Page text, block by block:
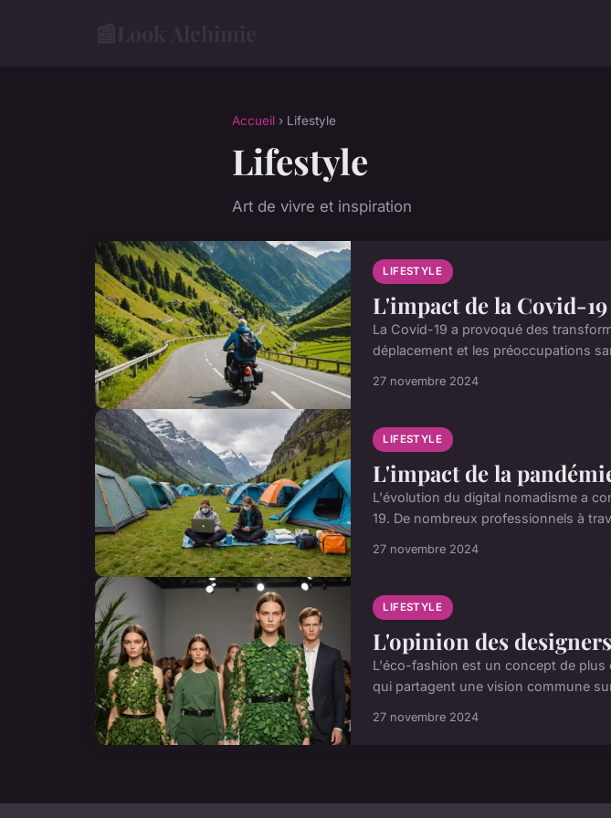
Accueil › Lifestyle
Lifestyle
Art de vivre et inspiration
LIFESTYLE
L'impact de la Covid-
La Covid-19 a provoqué des
déplacement et les préoccupations
27 novembre 2024
LIFESTYLE
L'impact de la
L'évolution du digital nomadisme a
19. De nombreux professionnels à
27 novembre 2024
LIFESTYLE
L'opinion des
L'éco-fashion est un concept de plus
qui partagent une vision commune
27 novembre 2024